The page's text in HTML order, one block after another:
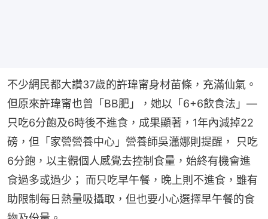
不少網民都大讚37歲的許瑋甯身材苗條，充滿仙氣。
但原來許瑋甯也曾「BB肥」，她以「6+6飲食法」—
只吃6分飽及6時後不進食，成果顯著，1年內減掉22
磅，但「家營營養中心」營養師吳瀟娜則提醒， 只吃
6分飽，以主觀個人感覺去控制食量，始終有機會進
食過多或過少； 而只吃早午餐，晚上則不進食，雖有
助限制每日熱量吸攝取，但也要小心選擇早午餐的食